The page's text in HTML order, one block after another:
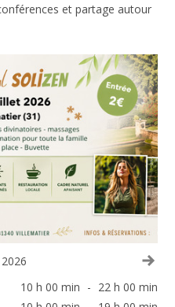
et partage autour
10 h 00 min - 22 h 00 min